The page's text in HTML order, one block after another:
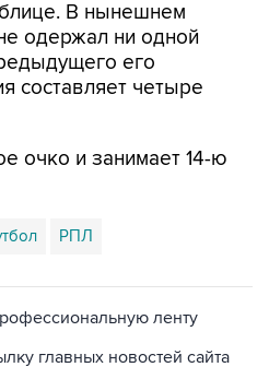
В нынешнем
одержал ни одной
его
составляет четыре
очко и занимает 14-ю
РПЛ
ленту
главных новостей сайта